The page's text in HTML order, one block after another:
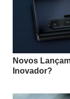
Novos
Inovador?